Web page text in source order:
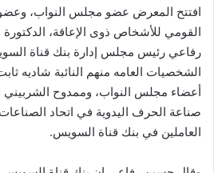
ي
ا
افتتح المعرض عضو مجلس النواب،
القومي للأشخاص ذوى الإعاقة،
رفاعي رئيس مجلس إدارة بنك قناة
الشخصيات العامه منهم النائبة شاديه
أعضاء مجلس النواب، وممدوح الشربيني
صناعة الحرف اليدوية في اتحاد
العاملين في بنك قناة السويس.